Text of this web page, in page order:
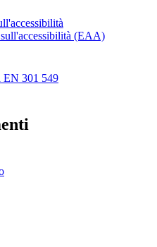
(EAA)
EN 301 549